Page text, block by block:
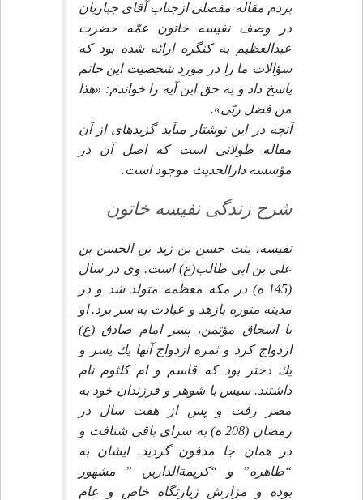
بردم مقاله مفصلى ازجناب آقاى جباريان
در وصف نفيسه خاتون عمّه حضرت
عبدالعظيم به كنگره ارائه شده بود كه
سؤالات ما را در مورد شخصيت اين خانم
پاسخ داد و به حق اين آيه را خواندم: «هذا
من فضل ربّى».
آنچه در اين نوشتار مى‏آيد گزيده‏اى از آن
مقاله طولانى است كه اصل آن در
مؤسسه دارالحديث موجود است.
شرح زندگى نفيسه خاتون‏
نفيسه، بنت حسن بن زيد بن الحسن بن
على بن ابى طالب(ع) است. وى در سال
(145 ه) در مكه معظمه متولد شد و در
مدينه منوره بازهد و عبادت به سر برد. او
با اسحاق مؤتمن، پسر امام صادق (ع)
ازدواج كرد و ثمره ازدواج آنها يك پسر و
يك دختر بود كه قاسم و ام كلثوم نام
داشتند. سپس با شوهر و فرزندان خود به
مصر رفت و پس از هفت سال در
رمضان (208 ه) به سراى باقى شتافت و
در همان جا مدفون گرديد. ايشان به
“طاهره” و “كريمةالدارين ” مشهور
بوده و مزارش زيارتگاه خاص و عام